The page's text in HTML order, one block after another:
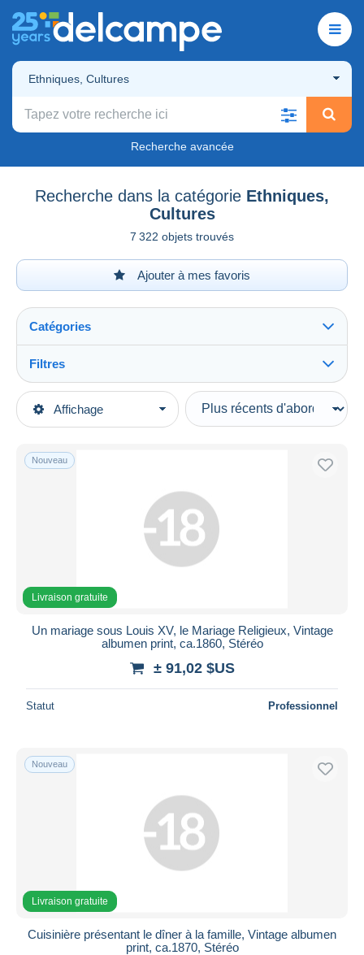
Ethniques, Cultures
Recherche avancée
Recherche dans la catégorie Ethniques,
Cultures
7 322 objets trouvés
Ajouter à mes favoris
Affichage
Catégories
Catégories principales
Photos
Ethniques, Cultures
Filtres
Types de vente
En cours
Prix fixes
Enchères avec offres
Enchères sans offres
Maisons de vente
Toutes les durées
depuis
jours
Prix
Uniquement en réduction
Livraison gratuite
Méthodes de paiement
Virement bancaire
Mastercard
iDeal
Nouveau
Livraison gratuite
Un mariage sous Louis XV, le Mariage Religieux, Vintage
albumen print, ca.1860, Stéréo
± 91,02 $US
Statut Professionnel
Nouveau
Livraison gratuite
Cuisinière présentant le dîner à la famille, Vintage albumen
print, ca.1870, Stéréo